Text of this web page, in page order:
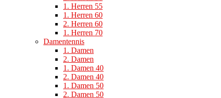
1. Herren 55
1. Herren 60
2. Herren 60
1. Herren 70
Damentennis
1. Damen
2. Damen
1. Damen 40
2. Damen 40
1. Damen 50
2. Damen 50